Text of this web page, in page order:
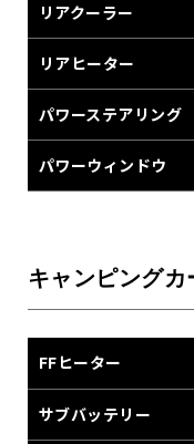
リアクーラー
リアヒーター
パワーステアリング
パワーウィンドウ
キャンピングカ
FFヒーター
サブバッテリー